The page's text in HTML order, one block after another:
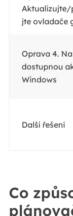
Aktualizujte/
jte ovladače
Oprava 4.
dostupnou
Windows
Další řešení
Co